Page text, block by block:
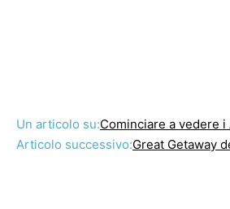
Un articolo su:Cominciare a vedere i
Articolo successivo:Great Getaway